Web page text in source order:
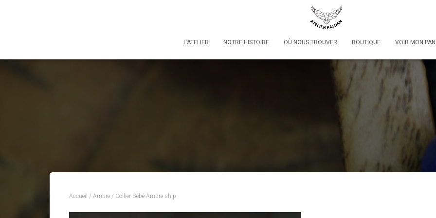
L’ATELIER NOTRE HISTOIRE OÙ NOUS TROUVER BOUTIQUE VOIR MON
Accueil / Ambre / Collier Bébé Ambre ship